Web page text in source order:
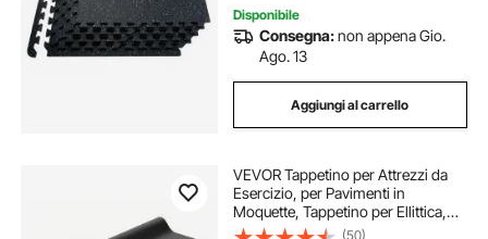
Disponibile
Consegna:non appena Gio.
Ago. 13
Aggiungi al carrello
VEVOR Tappetino per Attrezzi da
Esercizio, per Pavimenti in
Moquette, Tappetino per Ellittica,
Vogatore, Protezione Impermeabile
(50)